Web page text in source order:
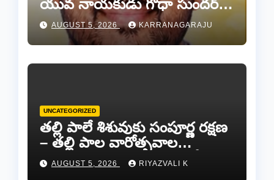
యువ నాయకుడు గోధా సుందర్
రెడ్డి.AUGUST 5, 2026 KARRANAGARAJU
UNCATEGORIZED
తల్లి పాలే శిశువుకు సంపూర్ణ రక్షణ
– తల్లి పాల వారోత్సవాల
సందర్భంగా అవగాహన ర్యాలీ…
AUGUST 5, 2026 RIYAZVALI K